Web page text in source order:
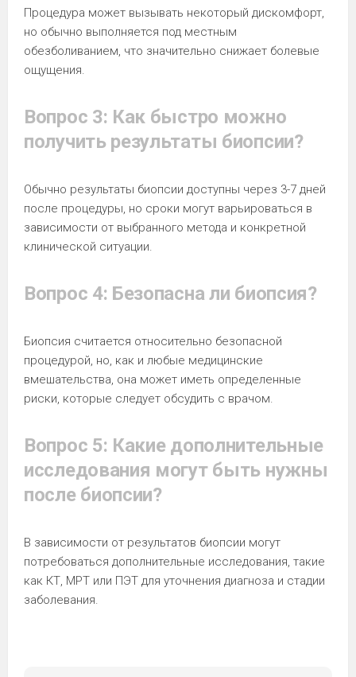
Процедура может вызывать некоторый дискомфорт,
но обычно выполняется под местным
обезболиванием, что значительно снижает болевые
ощущения.
Вопрос 3: Как быстро можно
получить результаты биопсии?
Обычно результаты биопсии доступны через 3-7 дней
после процедуры, но сроки могут варьироваться в
зависимости от выбранного метода и конкретной
клинической ситуации.
Вопрос 4: Безопасна ли биопсия?
Биопсия считается относительно безопасной
процедурой, но, как и любые медицинские
вмешательства, она может иметь определенные
риски, которые следует обсудить с врачом.
Вопрос 5: Какие дополнительные
исследования могут быть нужны
после биопсии?
В зависимости от результатов биопсии могут
потребоваться дополнительные исследования, такие
как КТ, МРТ или ПЭТ для уточнения диагноза и стадии
заболевания.